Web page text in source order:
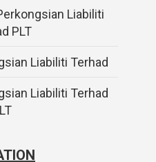
Liabiliti
PLT
Liabiliti Terhad
Liabiliti Terhad